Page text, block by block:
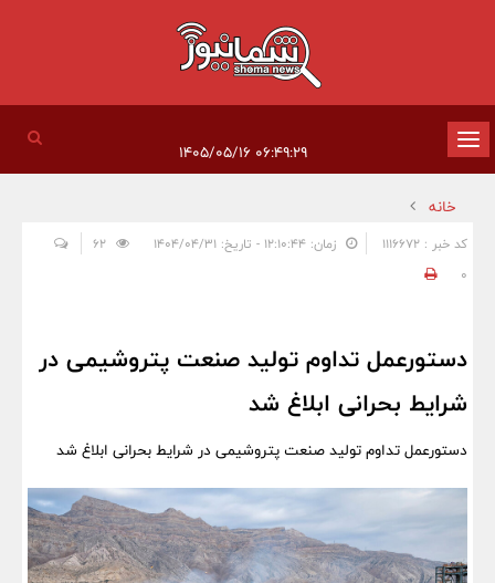
تغییر
وضعیت
ناوبری
۰۶:۴۹:۲۹ ۱۴۰۵/۰۵/۱۶
خانه
کد خبر : 1116672 زمان: ۱۲:۱۰:۴۴ - تاریخ: ۱۴۰۴/۰۴/۳۱
0
دستورعمل تداوم تولید صنعت پتروشیمی در
شرایط بحرانی ابلاغ شد
دستورعمل تداوم تولید صنعت پتروشیمی در شرایط بحرانی ابلاغ شد